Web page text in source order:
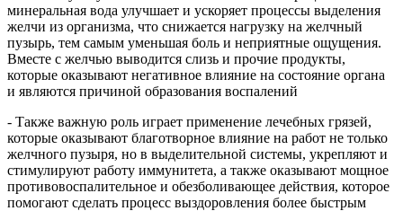
минеральная вода улучшает и ускоряет процессы выделения
желчи из организма, что снижается нагрузку на желчный
пузырь, тем самым уменьшая боль и неприятные ощущения.
Вместе с желчью выводится слизь и прочие продукты,
которые оказывают негативное влияние на состояние органа
и являются причиной образования воспалений
- Также важную роль играет применение лечебных грязей,
которые оказывают благотворное влияние на работ не только
желчного пузыря, но в выделительной системы, укрепляют и
стимулируют работу иммунитета, а также оказывают мощное
противовоспалительное и обезболивающее действия, которое
помогают сделать процесс выздоровления более быстрым